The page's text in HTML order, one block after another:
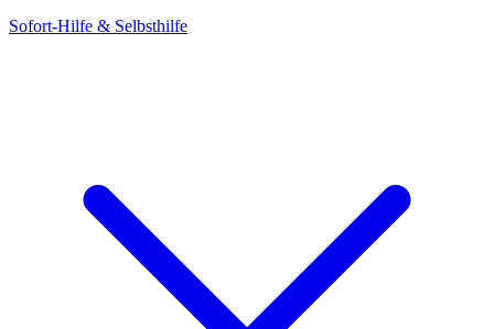
Sofort-Hilfe & Selbsthilfe